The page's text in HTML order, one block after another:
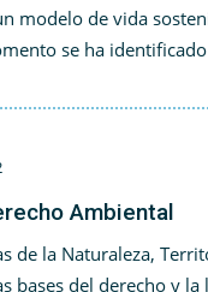
modelo de vida
se ha
Ambiental
de la Naturaleza,
bases del derecho y